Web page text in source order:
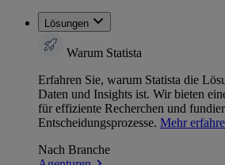
Lösungen
Warum Statista
Erfahren Sie, warum Statista die
Daten und Insights ist. Wir bieten
für effiziente Recherchen und
Entscheidungsprozesse. Mehr
Nach Branche